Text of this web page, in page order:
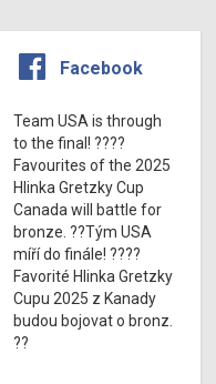
Facebook
Team USA is through
to the final! ????
Favourites of the 2025
Hlinka Gretzky Cup
Canada will battle for
bronze. ??Tým USA
míří do finále! ????
Favorité Hlinka Gretzky
Cupu 2025 z Kanady
budou bojovat o bronz.
??